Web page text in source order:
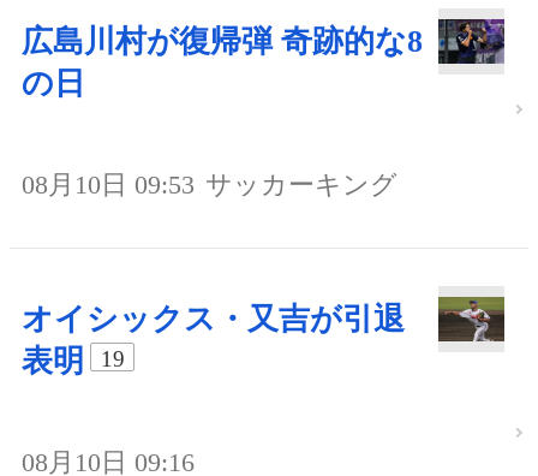
広島川村が復帰弾 奇跡的な8
の日
08月10日 09:53 サッカーキング
オイシックス・又吉が引退
表明
19
08月10日 09:16